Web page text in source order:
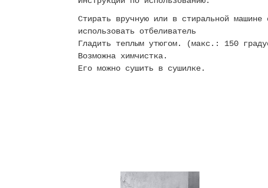
Стирать вручную или в стиральной
использовать отбеливатель
Гладить теплым утюгом. (макс.: 150
Возможна химчистка.
Его можно сушить в сушилке.